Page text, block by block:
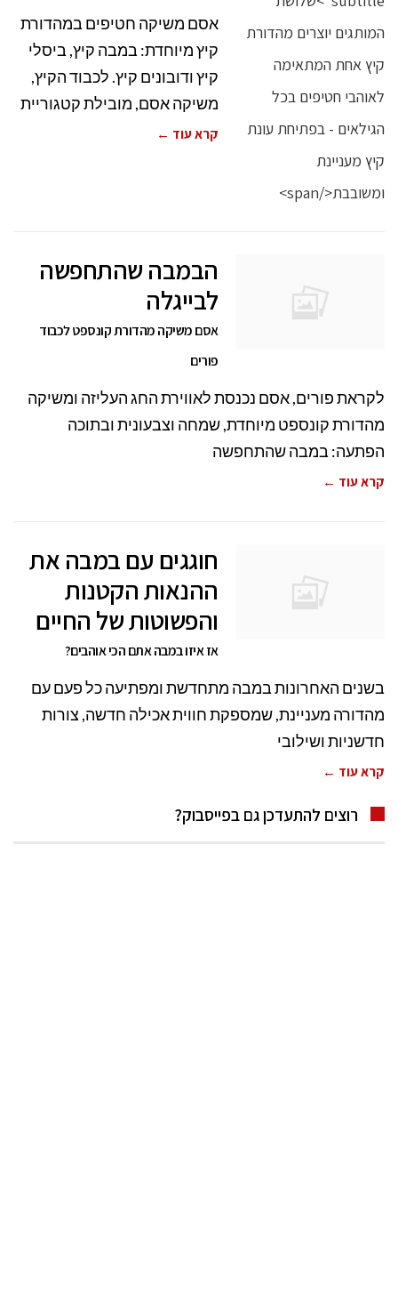
אסם משיקה חטיפים במהדורת
קיץ מיוחדת: במבה קיץ, ביסלי
קיץ ודובונים קיץ. לכבוד הקיץ,
משיקה אסם, מובילת קטגוריית
קרא עוד ←
הבמבה שהתחפשה
לבייגלה
אסם משיקה מהדורת קונספט לכבוד
פורים
לקראת פורים, אסם נכנסת לאווירת החג העליזה ומשיקה
מהדורת קונספט מיוחדת, שמחה וצבעונית ובתוכה
הפתעה: במבה שהתחפשה
קרא עוד ←
חוגגים עם במבה את
ההנאות הקטנות
והפשוטות של החיים
אז איזו במבה אתם הכי אוהבים?
בשנים האחרונות במבה מתחדשת ומפתיעה כל פעם עם
מהדורה מעניינת, שמספקת חווית אכילה חדשה, צורות
חדשניות ושילובי
קרא עוד ←
רוצים להתעדכן גם בפייסבוק?